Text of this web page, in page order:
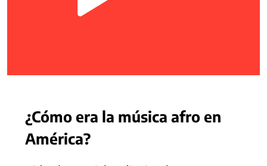
¿Cómo era la música afro en
América?